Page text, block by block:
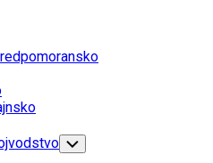
Toggle
Child